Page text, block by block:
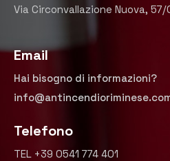
Via Circonvallazione Nuova, 57/
Email
Hai bisogno di informazioni?
Telefono
TEL +39 0541 774 401